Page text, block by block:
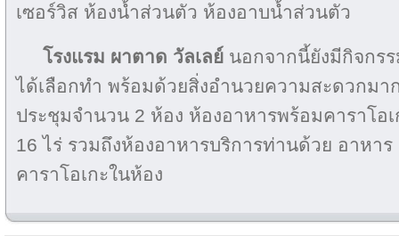
เซอร์วิส ห้องน้ำส่วนตัว ห้องอาบน้ำส่วนตัว
โรงแรม ผาตาด วัลเลย์ นอกจากนี้ยังมีกิจกร
ได้เลือกทำ พร้อมด้วยสิ่งอำนวยความสะดวกมา
ประชุมจำนวน 2 ห้อง ห้องอาหารพร้อมคาราโอ
16 ไร่ รวมถึงห้องอาหารบริการท่านด้วย อาหา
คาราโอเกะในห้อง